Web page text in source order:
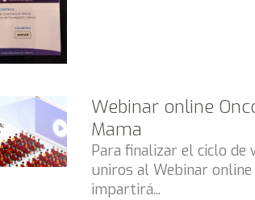
Webinar online
Mama
Para finalizar el ciclo de
uniros al Webinar online
impartirá...